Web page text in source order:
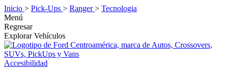
Inicio > Pick-Ups > Ranger > Tecnologia
Menú
Regresar
Explorar Vehículos
Accesibilidad